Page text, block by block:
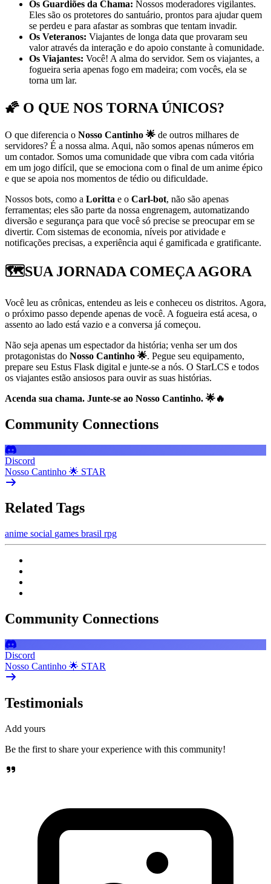
Os Guardiões da Chama: Nossos moderadores vigilantes.
Eles são os protetores do santuário, prontos para ajudar quem
se perdeu e para afastar as sombras que tentam invadir.
Os Veteranos: Viajantes de longa data que provaram seu
valor através da interação e do apoio constante à comunidade.
Os Viajantes: Você! A alma do servidor. Sem os viajantes, a
fogueira seria apenas fogo em madeira; com vocês, ela se
torna um lar.
ㅤㅤㅤ🌠 O QUE NOS TORNA ÚNICOS?
O que diferencia o Nosso Cantinho 🌟 de outros milhares de
servidores? É a nossa alma. Aqui, não somos apenas números em
um contador. Somos uma comunidade que vibra com cada vitória
em um jogo difícil, que se emociona com o final de um anime épico
e que se apoia nos momentos de tédio ou dificuldade.
Nossos bots, como a Loritta e o Carl-bot, não são apenas
ferramentas; eles são parte da nossa engrenagem, automatizando
diversão e segurança para que você só precise se preocupar em se
divertir. Com sistemas de economia, níveis por atividade e
notificações precisas, a experiência aqui é gamificada e gratificante.
ㅤㅤㅤ🗺️SUA JORNADA COMEÇA AGORA
Você leu as crônicas, entendeu as leis e conheceu os distritos. Agora,
o próximo passo depende apenas de você. A fogueira está acesa, o
assento ao lado está vazio e a conversa já começou.
Não seja apenas um espectador da história; venha ser um dos
protagonistas do Nosso Cantinho 🌟. Pegue seu equipamento,
prepare seu Estus Flask digital e junte-se a nós. O StarLCS e todos
os viajantes estão ansiosos para ouvir as suas histórias.
Acenda sua chama. Junte-se ao Nosso Cantinho. 🌟🔥
Community Connections
Discord
Nosso Cantinho 🌟 STAR
Related Tags
anime social games brasil rpg
Community Connections
Discord
Nosso Cantinho 🌟 STAR
Testimonials
Add yours
Be the first to share your experience with this community!